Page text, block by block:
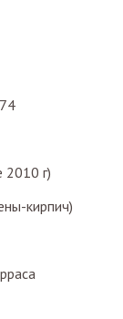
74
2010 г)
кирпич)